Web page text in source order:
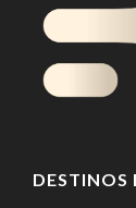
DESTINOS